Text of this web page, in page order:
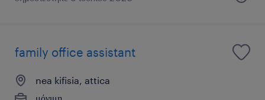
family office assistant
nea kifisia, attica